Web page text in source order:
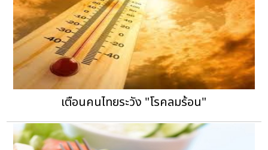
เตือนคนไทยระวัง "โรคลมร้อน"